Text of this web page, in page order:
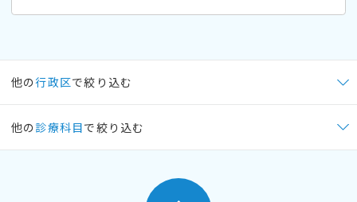
他の行政区で絞り込む
他の 診療科目で絞り込む